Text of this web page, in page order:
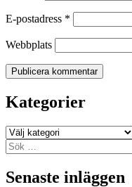
E-postadress *
Webbplats
Kategorier
Kategorier
Sök
efter:
Senaste inläggen